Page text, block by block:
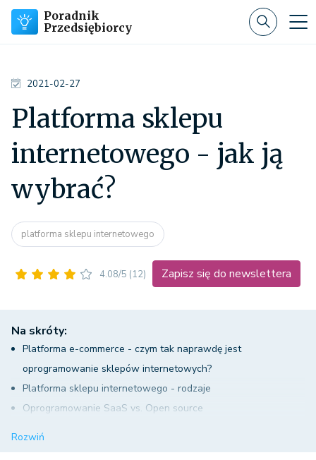
Poradnik
Przedsiębiorcy
2021-02-27
Platforma sklepu
internetowego - jak ją
wybrać?
platforma sklepu internetowego
4.08/5 (12) Zapisz się do newslettera
Na skróty:
Platforma e-commerce - czym tak naprawdę jest
oprogramowanie sklepów internetowych?
Platforma sklepu internetowego - rodzaje
Oprogramowanie SaaS vs. Open source
Rozwiń